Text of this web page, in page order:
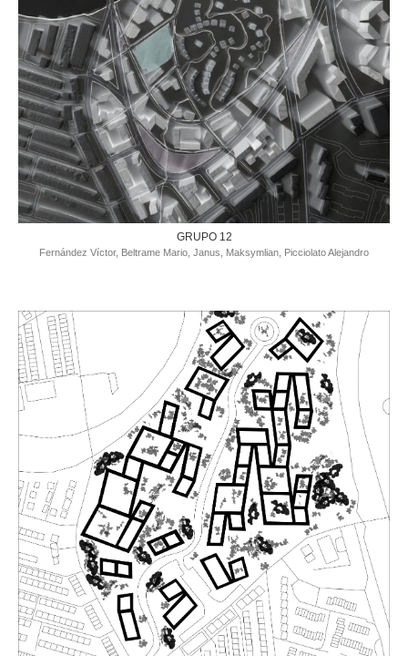
GRUPO 12
Fernández Víctor, Beltrame Mario, Janus, Maksymlian, Picciolato Alejandro